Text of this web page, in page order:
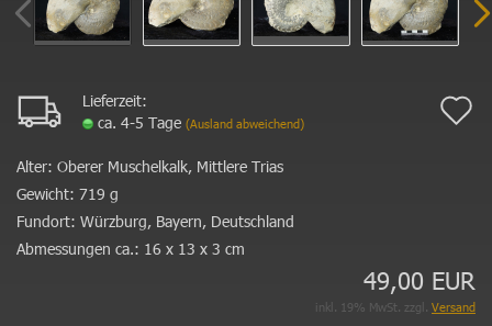
Lieferzeit:
ca. 4-5 Tage (Ausland abweichend)
Alter: Oberer Muschelkalk, Mittlere Trias
Gewicht: 719 g
Fundort: Würzburg, Bayern, Deutschland
Abmessungen ca.: 16 x 13 x 3 cm
49,00 EUR
inkl. 19% MwSt. zzgl. Versand